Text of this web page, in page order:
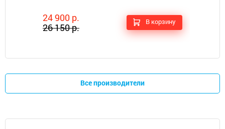
24 900 р.
26 150 р.
В корзину
Все производители